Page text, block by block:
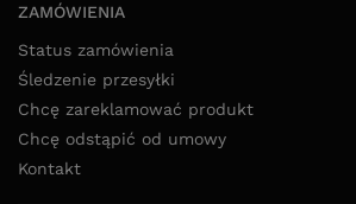
ZAMÓWIENIA
Status zamówienia
Śledzenie przesyłki
Chcę zareklamować produkt
Chcę odstąpić od umowy
Kontakt